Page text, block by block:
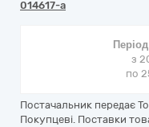
014617-a
з
по
Постачальник передає
Покупцеві. Поставки